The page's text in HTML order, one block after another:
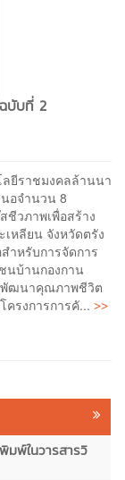
บับที่ 2
ลยีราชมงคลล้านนา
อจำนวน 8
ชีวภาพเพื่อสร้าง
หลียน จังหวัดตรัง
ำหรับการจัดการ
นบ้านกองกาน
พัฒนาคุณภาพชีวิต
รงการการคั... >>
พ์ในวารสารวิ